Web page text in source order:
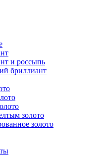
и россыпь
бриллиант
золото
золото